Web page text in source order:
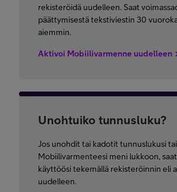
rekisteröidä uudelleen. Saat
päättymisestä tekstiviestin 30
aiemmin.
Aktivoi Mobiilivarmenne uudelleen
Unohtuiko tunnusluku?
Jos unohdit tai kadotit tunnuslukusi tai
Mobiilivarmenteesi meni lukkoon,
käyttöösi tekemällä rekisteröinnin eli
uudelleen.